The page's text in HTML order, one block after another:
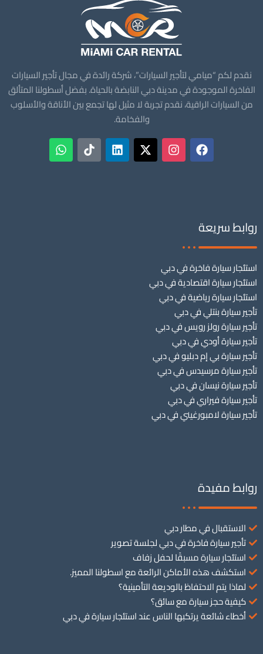
نقدم لكم “ميامي لتأجير السيارات”، شركة رائدة في مجال تأجير السيارات
الفاخرة الموجودة في مدينة دبي النابضة بالحياة. بفضل أسطولنا المتألق
من السيارات الراقية، نقدم تجربة لا مثيل لها تجمع بين الأناقة والأسلوب
والفخامة.
روابط سريعة
استئجار سيارة فاخرة في دبي
استئجار سيارة اقتصادية في دبي
استئجار سيارة رياضية في دبي
تأجير سيارة بنتلي في دبي
تأجير سيارة رولز رويس في دبي
تأجير سيارة أودي في دبي
تأجير سيارة بي إم دبليو في دبي
تأجير سيارة مرسيدس في دبي
تأجير سيارة نيسان في دبي
تأجير سيارة فيراري في دبي
تأجير سيارة لامبورغيني في دبي
روابط مفيدة
الاستقبال في مطار دبي
تأجير سيارة فاخرة في دبي لجلسة تصوير
استئجار سيارة مسبقًا لحفل زفاف
استكشف هذه الأماكن الرائعة مع اسطولنا المميز.
لماذا يتم الاحتفاظ بالوديعة التأمينية؟
كيفية حجز سيارة مع سائق؟
أخطاء شائعة يرتكبها الناس عند استئجار سيارة في دبي